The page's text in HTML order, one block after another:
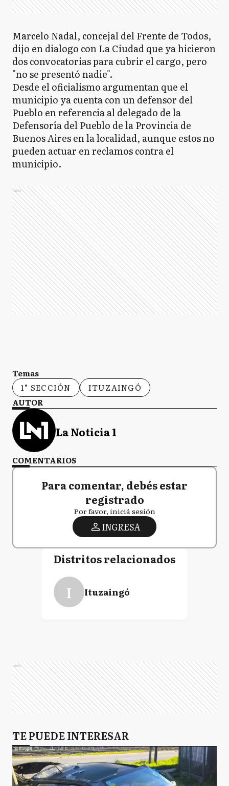
GL General La Madrid
GL General Lavalle
GM General Madariaga
GP
GP General Pinto
GP General Pueyrredón
GR General Rodríguez
GV General Viamonte
GV
GL Gral. Las Heras
Guaminí
HY Hipólito Yrigoyen
I Ituzaingó
JC
J Junín
Marcelo Nadal, concejal del Frente de Todos,
dijo en dialogo con La Ciudad que ya hicieron
dos convocatorias para cubrir el cargo, pero
"no se presentó nadie".
Desde el oficialismo argumentan que el
municipio ya cuenta con un defensor del
Pueblo en referencia al delegado de la
Defensoría del Pueblo de la Provincia de
Buenos Aires en la localidad, aunque estos no
pueden actuar en reclamos contra el
municipio.
Ads
Temas
1° SECCIÓN
ITUZAINGÓ
AUTOR
La Noticia 1
COMENTARIOS
Para comentar, debés estar
registrado
Por favor, iniciá sesión
INGRESA
Distritos relacionados
I Ituzaingó
Ads
TE PUEDE INTERESAR